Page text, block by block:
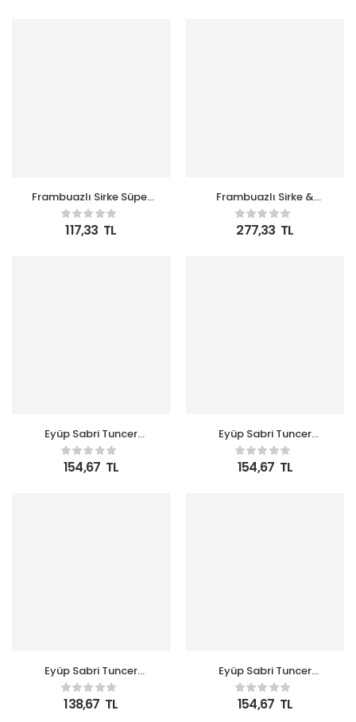
Frambuazlı Sirke Süper
Şampuan 100 ml
Seyahat Boy Pet Şişe
117,33 TL
Frambuazlı Sirke &
Süper Saç Bakım Spreyi
210ml
277,33 TL
Eyüp Sabri Tuncer
500ml Köpük Amber
ZeytinYağlı Sabun Pet
Şişe
154,67 TL
Eyüp Sabri Tuncer
500ml Köpük Ayvalık
Zeytin Sabun Pet Şişe
154,67 TL
Eyüp Sabri Tuncer
500ml Köpük Bodrum
Mandalinası Sabun Pet
Şişe
138,67 TL
Eyüp Sabri Tuncer
500ml Köpük Çeşme
Limonu Sabun Pet Şişe
154,67 TL